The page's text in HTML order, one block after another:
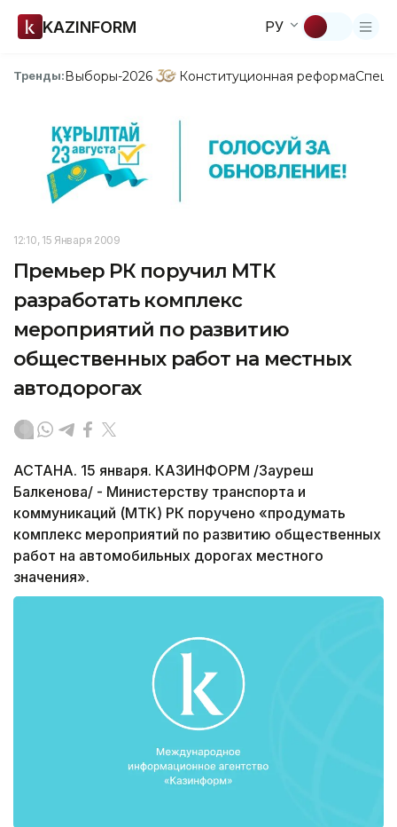
KAZINFORM РУ
Тренды:Выборы-2026 Конституционная реформа
12:10, 15 Января 2009
Премьер РК поручил МТК
разработать комплекс
мероприятий по развитию
общественных работ на местных
автодорогах
АСТАНА. 15 января. КАЗИНФОРМ /Зауреш
Балкенова/ - Министерству транспорта и
коммуникаций (МТК) РК поручено «продумать
комплекс мероприятий по развитию общественных
работ на автомобильных дорогах местного
значения».